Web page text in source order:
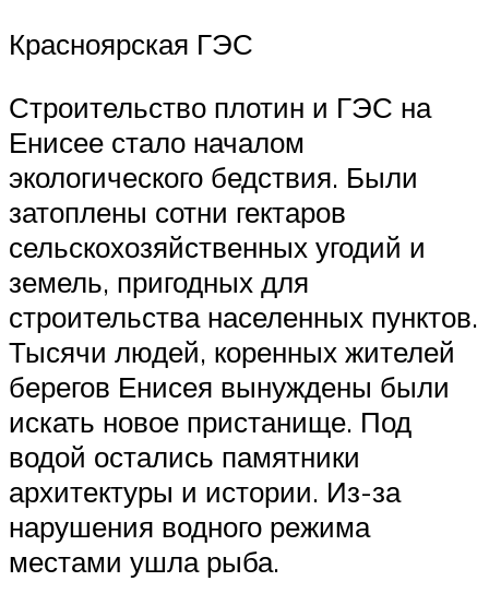
Красноярская ГЭС
Строительство плотин и ГЭС на
Енисее стало началом
экологического бедствия. Были
затоплены сотни гектаров
сельскохозяйственных угодий и
земель, пригодных для
строительства населенных пунктов.
Тысячи людей, коренных жителей
берегов Енисея вынуждены были
искать новое пристанище. Под
водой остались памятники
архитектуры и истории. Из-за
нарушения водного режима
местами ушла рыба.